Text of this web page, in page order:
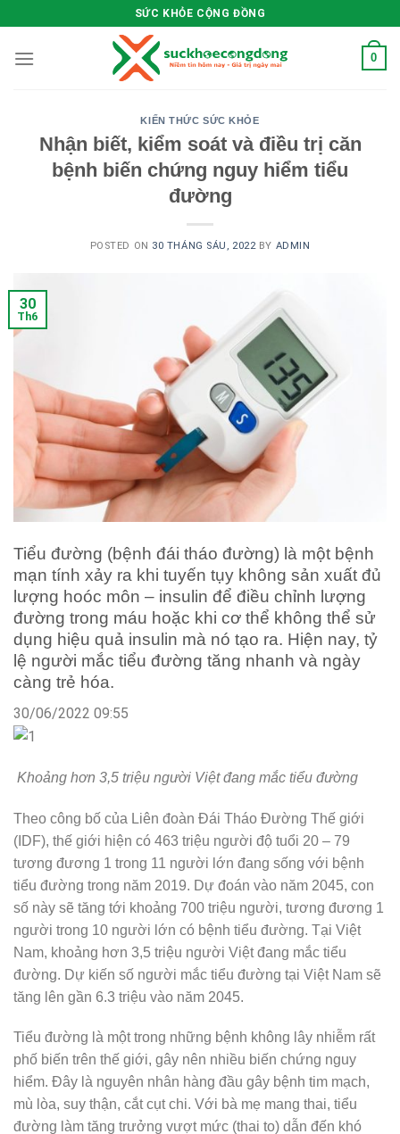
to
content
SỨC KHỎE CỘNG ĐỒNG
0
KIẾN THỨC SỨC KHỎE
Nhận biết, kiểm soát và điều trị căn
bệnh biến chứng nguy hiểm tiểu
đường
POSTED ON 30 THÁNG SÁU, 2022 BY ADMIN
30
Th6
Tiểu đường (bệnh đái tháo đường) là một bệnh
mạn tính xảy ra khi tuyến tụy không sản xuất đủ
lượng hoóc môn – insulin để điều chỉnh lượng
đường trong máu hoặc khi cơ thể không thể sử
dụng hiệu quả insulin mà nó tạo ra. Hiện nay, tỷ
lệ người mắc tiểu đường tăng nhanh và ngày
càng trẻ hóa.
30/06/2022 09:55
Khoảng hơn 3,5 triệu người Việt đang mắc tiểu đường
Theo công bố của Liên đoàn Đái Tháo Đường Thế giới
(IDF), thế giới hiện có 463 triệu người độ tuổi 20 – 79
tương đương 1 trong 11 người lớn đang sống với bệnh
tiểu đường trong năm 2019. Dự đoán vào năm 2045, con
số này sẽ tăng tới khoảng 700 triệu người, tương đương 1
người trong 10 người lớn có bệnh tiểu đường. Tại Việt
Nam, khoảng hơn 3,5 triệu người Việt đang mắc tiểu
đường. Dự kiến số người mắc tiểu đường tại Việt Nam sẽ
tăng lên gần 6.3 triệu vào năm 2045.
Tiểu đường là một trong những bệnh không lây nhiễm rất
phố biến trên thế giới, gây nên nhiều biến chứng nguy
hiểm. Đây là nguyên nhân hàng đầu gây bệnh tim mạch,
mù lòa, suy thận, cắt cụt chi. Với bà mẹ mang thai, tiểu
đường làm tăng trưởng vượt mức (thai to) dẫn đến khó